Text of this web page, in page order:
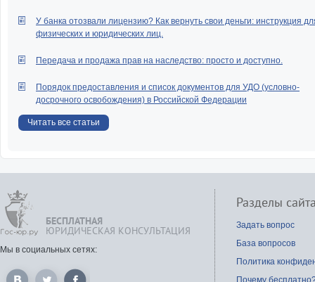
У банка отозвали лицензию? Как вернуть свои деньги: инструкция
физических и юридических лиц.
Передача и продажа прав на наследство: просто и доступно.
Порядок предоставления и список документов для УДО (условно-
досрочного освобождения) в Российской Федерации
Читать все статьи
БЕСПЛАТНАЯ
ЮРИДИЧЕСКАЯ КОНСУЛЬТАЦИЯ
Мы в социальных сетях:
Разделы
Задать вопрос
База вопросов
Политика
Почему